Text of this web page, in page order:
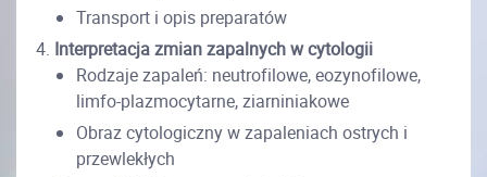
Transport i opis preparatów
Interpretacja zmian zapalnych w cytologii
Rodzaje zapaleń: neutrofilowe, eozynofilowe,
limfo-plazmocytarne, ziarniniakowe
Obraz cytologiczny w zapaleniach ostrych i
przewlekłych